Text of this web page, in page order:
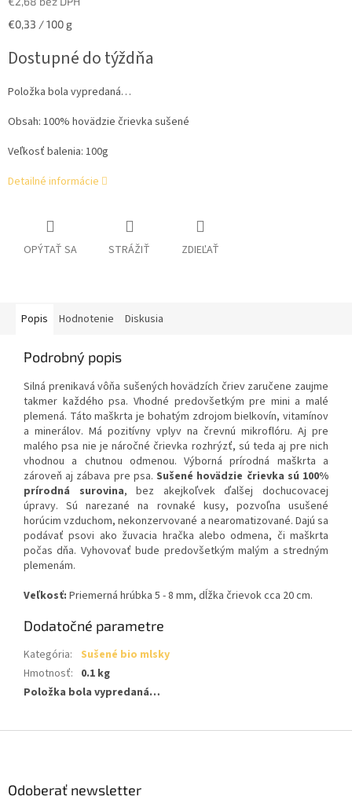
Jednotková
€0,33 / 100 g
Dostupné do týždňa
Položka bola vypredaná…
Obsah: 100% hovädzie črievka sušené
Veľkosť balenia: 100g
Detailné informácie
OPÝTAŤ SA STRÁŽIŤ ZDIEĽAŤ
Popis Hodnotenie Diskusia
Podrobný popis
Silná prenikavá vôňa sušených hovädzích čriev zaručene zaujme
takmer každého psa. Vhodné predovšetkým pre mini a malé
plemená. Táto maškrta je bohatým zdrojom bielkovín, vitamínov
a minerálov. Má pozitívny vplyv na črevnú mikroflóru. Aj pre
malého psa nie je náročné črievka rozhrýzť, sú teda aj pre nich
vhodnou a chutnou odmenou. Výborná prírodná maškrta a
zároveň aj zábava pre psa.Sušené hovädzie črievka sú 100%
prírodná surovina, bez akejkoľvek ďalšej dochucovacej
úpravy. Sú narezané na rovnaké kusy, pozvoľna usušené
horúcim vzduchom, nekonzervované a nearomatizované. Dajú sa
podávať psovi ako žuvacia hračka alebo odmena, či maškrta
počas dňa. Vyhovovať bude predovšetkým malým a stredným
plemenám.
Veľkosť: Priemerná hrúbka 5 - 8 mm, dĺžka črievok cca 20 cm.
Dodatočné parametre
Kategória:
Sušené bio mlsky
Hmotnosť: 0.1 kg
Položka bola vypredaná…
Odoberať newsletter